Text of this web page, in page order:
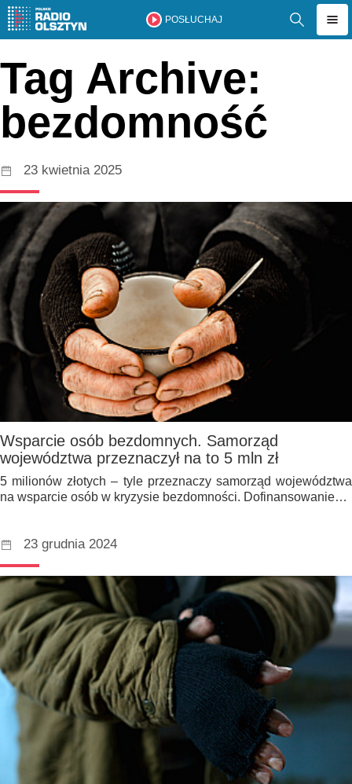
POSŁUCHAJ
Tag Archive:
bezdomność
23 kwietnia 2025
Wsparcie osób bezdomnych. Samorząd
województwa przeznaczył na to 5 mln zł
5 milionów złotych – tyle przeznaczy samorząd województwa
na wsparcie osób w kryzysie bezdomności. Dofinansowanie…
23 grudnia 2024